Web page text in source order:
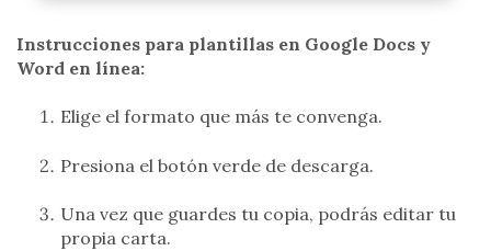
Instrucciones para plantillas en Google Docs y
Word en línea:
Elige el formato que más te convenga.
Presiona el botón verde de descarga.
Una vez que guardes tu copia, podrás editar tu
propia carta.